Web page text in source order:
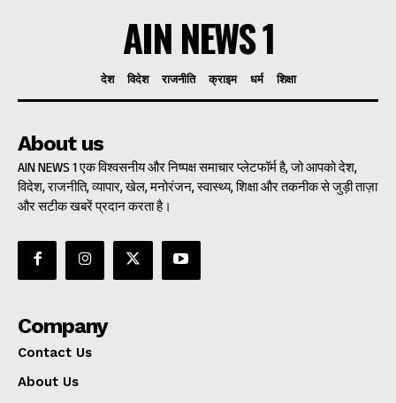
AIN NEWS 1
देश विदेश राजनीति क्राइम धर्म शिक्षा
About us
AIN NEWS 1 एक विश्वसनीय और निष्पक्ष समाचार प्लेटफॉर्म है, जो आपको देश,
विदेश, राजनीति, व्यापार, खेल, मनोरंजन, स्वास्थ्य, शिक्षा और तकनीक से जुड़ी ताज़ा
और सटीक खबरें प्रदान करता है।
Company
Contact Us
About Us